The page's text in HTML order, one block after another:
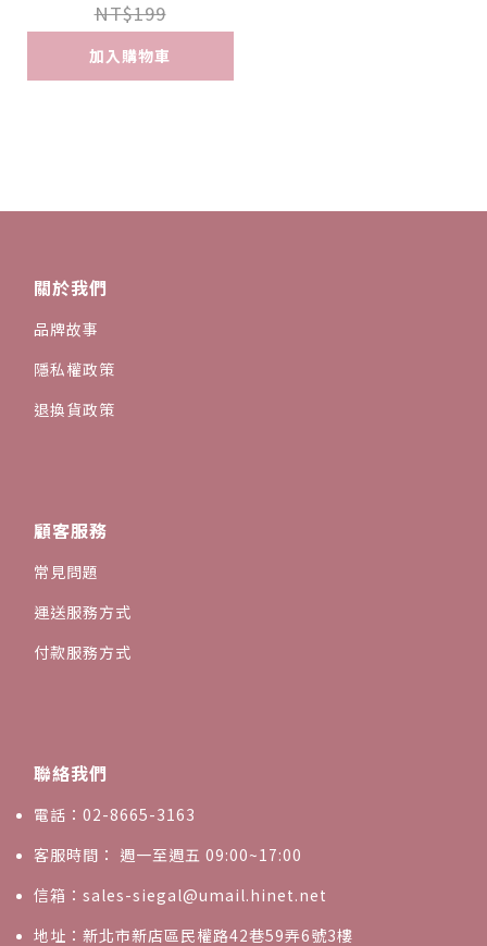
NT$199
加入購物車
關於我們
品牌故事
隱私權政策
退換貨政策
顧客服務
常見問題
運送服務方式
付款服務方式
聯絡我們
電話：02-8665-3163
客服時間： 週一至週五 09:00~17:00
信箱：sales-siegal@umail.hinet.net
地址：新北市新店區民權路42巷59弄6號3樓